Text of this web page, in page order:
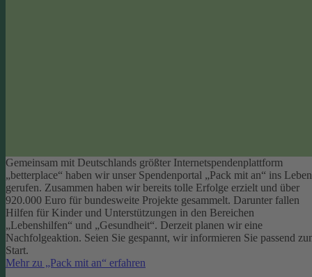
Gemeinsam mit Deutschlands größter Internetspendenplattform
„betterplace“ haben wir unser Spendenportal „Pack mit an“ ins Leben
gerufen. Zusammen haben wir bereits tolle Erfolge erzielt und über
920.000 Euro für bundesweite Projekte gesammelt. Darunter fallen
Hilfen für Kinder und Unterstützungen in den Bereichen
„Lebenshilfen“ und „Gesundheit“. Derzeit planen wir eine
Nachfolgeaktion. Seien Sie gespannt, wir informieren Sie passend
Start.
Mehr zu „Pack mit an“ erfahren